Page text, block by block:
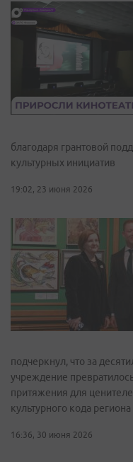
благодаря грантовой
культурных инициатив
19:02, 23 июня 2026
подчеркнул, что за
учреждение
притяжения для
культурного кода региона
16:36, 30 июня 2026